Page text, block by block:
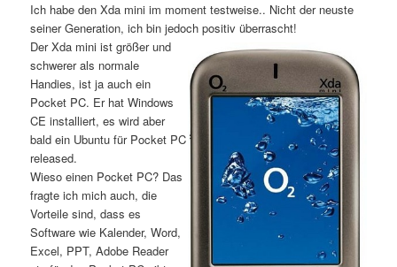
Ich habe den Xda mini im moment testweise.. Nicht der neuste
seiner Generation, ich bin jedoch positiv überrascht!
Der Xda mini ist größer und
schwerer als normale
Handies, ist ja auch ein
Pocket PC. Er hat Windows
CE installiert, es wird aber
bald ein Ubuntu für Pocket PC
released.
Wieso einen Pocket PC? Das
fragte ich mich auch, die
Vorteile sind, dass es
Software wie Kalender, Word,
Excel, PPT, Adobe Reader